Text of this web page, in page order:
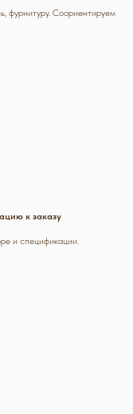
фурнитуру. Соориентируем
к заказу
и спецификации.